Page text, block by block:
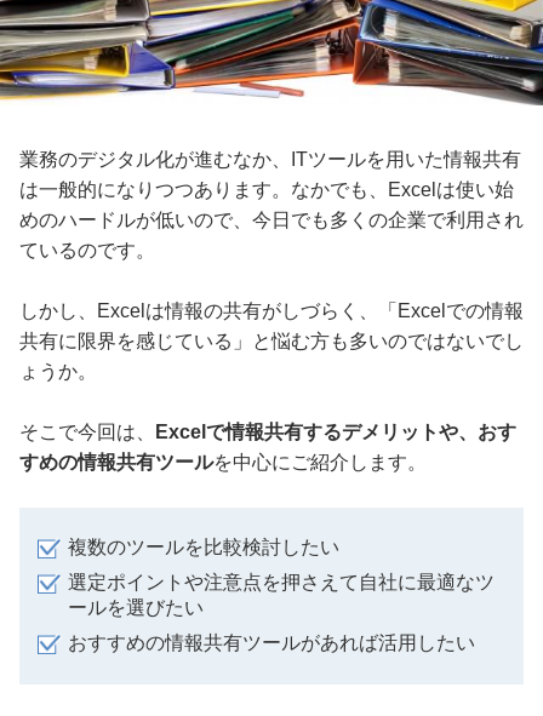
業務のデジタル化が進むなか、ITツールを用いた情報共有
は一般的になりつつあります。なかでも、Excelは使い始
めのハードルが低いので、今日でも多くの企業で利用され
ているのです。
しかし、Excelは情報の共有がしづらく、「Excelでの情報
共有に限界を感じている」と悩む方も多いのではないでし
ょうか。
そこで今回は、
Excelで情報共有するデメリットや、おす
すめの情報共有ツールを中心にご紹介します。
複数のツールを比較検討したい
選定ポイントや注意点を押さえて自社に最適なツ
ールを選びたい
おすすめの情報共有ツールがあれば活用したい